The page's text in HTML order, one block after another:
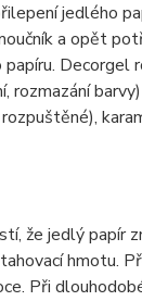
jedlého
a opět
Decorgel
že jedlý papír
hmotu.
Při